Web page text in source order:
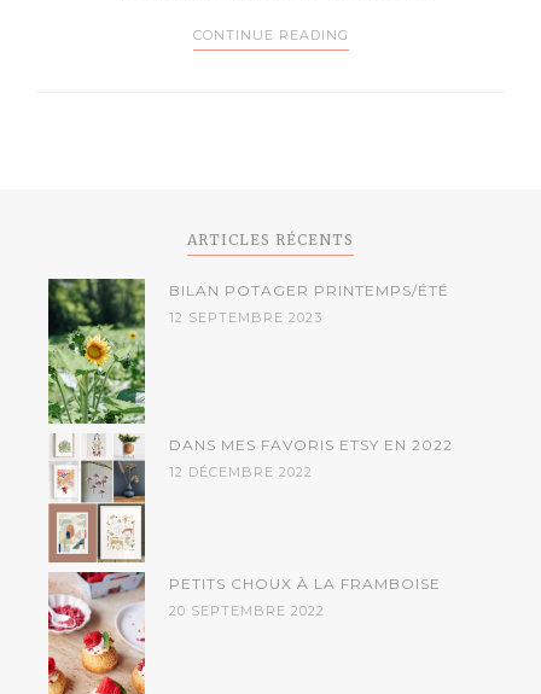
CONTINUE READING
ARTICLES RÉCENTS
BILAN POTAGER PRINTEMPS/ÉTÉ
12 SEPTEMBRE 2023
DANS MES FAVORIS ETSY EN 2022
12 DÉCEMBRE 2022
PETITS CHOUX À LA FRAMBOISE
20 SEPTEMBRE 2022